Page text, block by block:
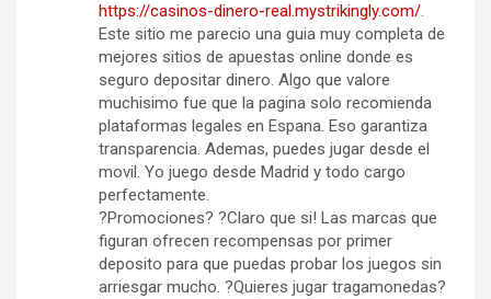
https://casinos-dinero-real.mystrikingly.com/.
Este sitio me parecio una guia muy completa de
mejores sitios de apuestas online donde es
seguro depositar dinero. Algo que valore
muchisimo fue que la pagina solo recomienda
plataformas legales en Espana. Eso garantiza
transparencia. Ademas, puedes jugar desde el
movil. Yo juego desde Madrid y todo cargo
perfectamente.
?Promociones? ?Claro que si! Las marcas que
figuran ofrecen recompensas por primer
deposito para que puedas probar los juegos sin
arriesgar mucho. ?Quieres jugar tragamonedas?